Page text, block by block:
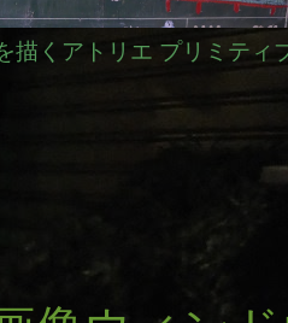
描くアトリエ プリミティ